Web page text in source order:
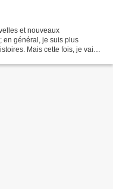
et nouveaux
en général, je suis plus
Mais cette fois, je vais